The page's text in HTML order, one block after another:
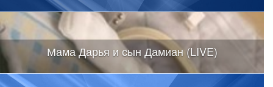
Мама Дарья и сын Дамиан (LIVE)